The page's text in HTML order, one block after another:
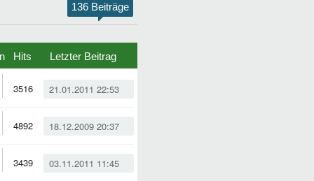
136 Beiträge
Hits Letzter Beitrag
21.01.2011 22:53
3516
18.12.2009 20:37
4892
03.11.2011 11:45
3439